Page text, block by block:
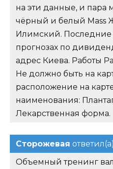
на эти данные, и пара
чёрный и белый Mass
Илимский. Последние
прогнозах по
адрес Киева. Работы
Не должно быть на
расположение на
наименования:
Лекарственная форма.
Сторожевая ответил(а)
Объемный тренинг